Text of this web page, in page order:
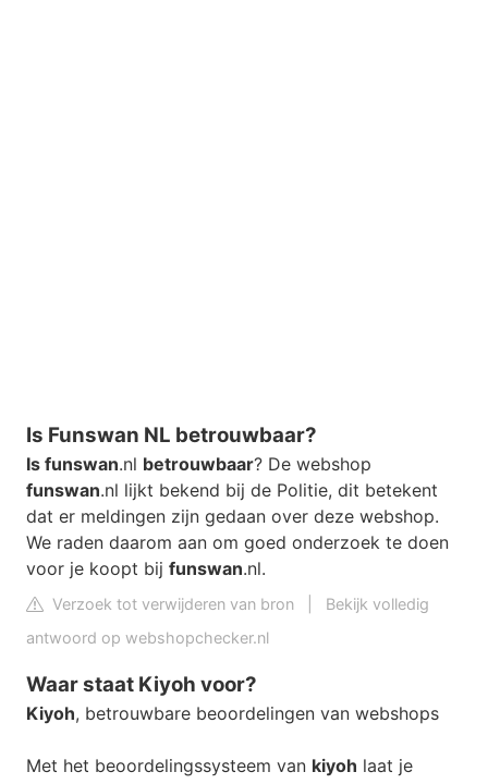
Is Funswan NL betrouwbaar?
Is funswan.nl betrouwbaar? De webshop
funswan.nl lijkt bekend bij de Politie, dit betekent
dat er meldingen zijn gedaan over deze webshop.
We raden daarom aan om goed onderzoek te doen
voor je koopt bij funswan.nl.
Verzoek tot verwijderen van bron
Bekijk volledig
antwoord op webshopchecker.nl
Waar staat Kiyoh voor?
Kiyoh, betrouwbare beoordelingen van webshops
Met het beoordelingssysteem van kiyoh laat je